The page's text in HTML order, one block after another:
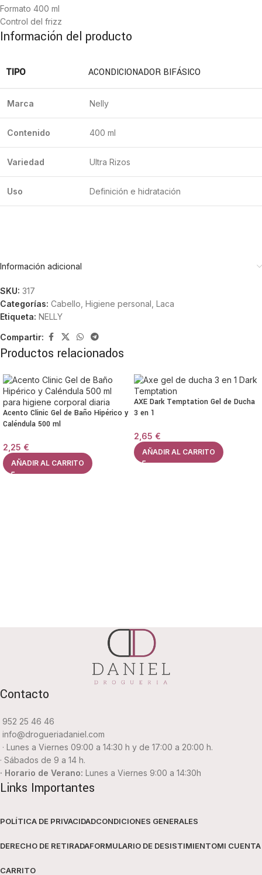
Formato 400 ml
Control del frizz
Información del producto
TIPO ACONDICIONADOR BIFÁSICO
Marca Nelly
Contenido 400 ml
Variedad Ultra Rizos
Uso Definición e hidratación
Información adicional
SKU: 317
Categorías: Cabello Higiene personal Laca
Etiqueta: NELLY
Compartir:
Productos relacionados
Acento Clinic Gel de Baño Hipérico y
Caléndula 500 ml
2,25 €
AÑADIR AL CARRITO
AXE Dark Temptation Gel de Ducha
3 en 1
2,65 €
AÑADIR AL CARRITO
Contacto
952 25 46 46
info@drogueriadaniel.com
· Lunes a Viernes 09:00 a 14:30 h y de 17:00 a 20:00 h.
· Sábados de 9 a 14 h.
· Horario de Verano: Lunes a Viernes 9:00 a 14:30h
Links Importantes
POLÍTICA DE PRIVACIDADCONDICIONES GENERALES
DERECHO DE RETIRADAFORMULARIO DE DESISTIMIENTOMI CUENTA
CARRITO